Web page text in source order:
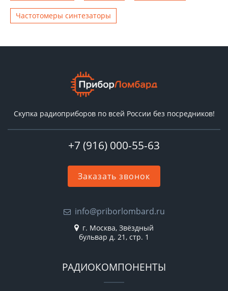
Чаcтотомеры синтезаторы
Скупка радиоприборов по всей России без посредников!
+7 (916) 000-55-63
Заказать звонок
info@priborlombard.ru
г. Москва, Звёздный
бульвар д. 21, стр. 1
РАДИОКОМПОНЕНТЫ